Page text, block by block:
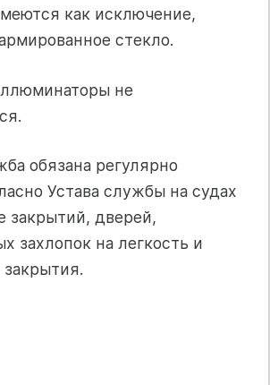
как исключение,
стекло.
не
обязана регулярно
Устава службы на судах
закрытий, дверей,
захлопок на легкость и